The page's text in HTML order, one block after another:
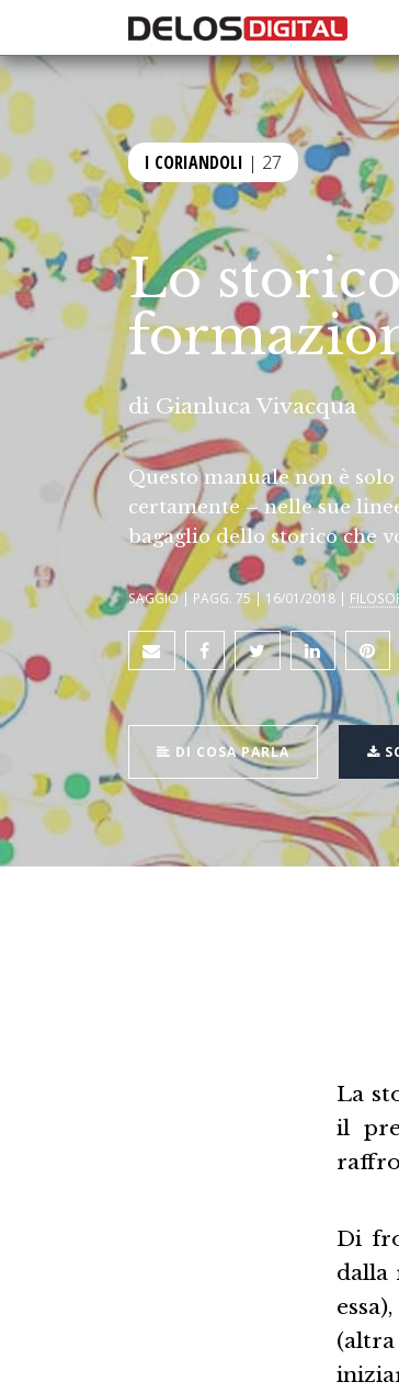
I CORIANDOLI | 27
Lo
di Gianluca Vivacqua
Questo manuale non è
certamente – nelle sue
bagaglio dello storico che
SAGGIO | PAGG. 75 | 16/01/2018 |
DI COSA PARLA
La
il
Di
dalla